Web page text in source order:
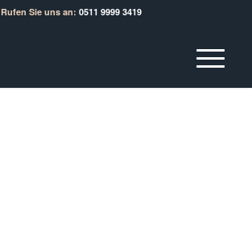
Rufen Sie uns an: 0511 9999 3419